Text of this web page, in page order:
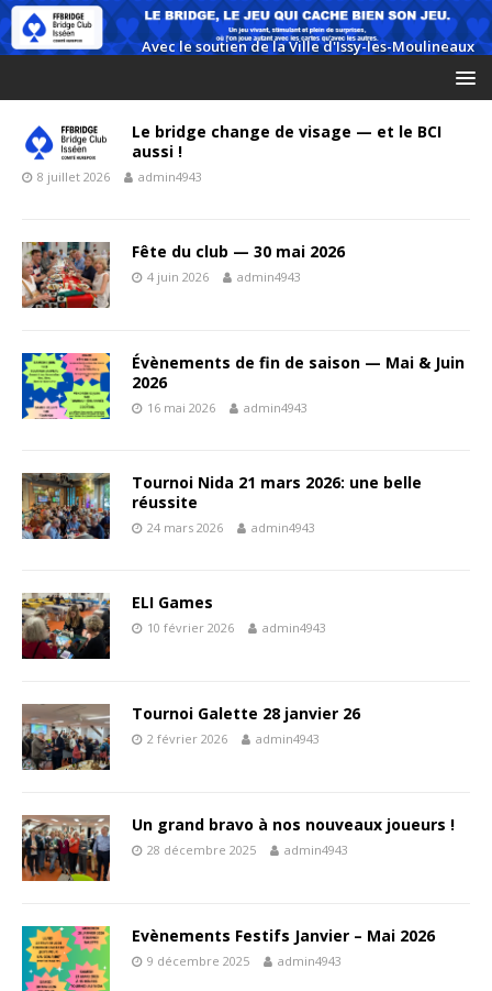
Le bridge change de visage — et le BCI
aussi !
8 juillet 2026 admin4943
Fête du club — 30 mai 2026
4 juin 2026 admin4943
Évènements de fin de saison — Mai & Juin
2026
16 mai 2026 admin4943
Tournoi Nida 21 mars 2026: une belle
réussite
24 mars 2026 admin4943
ELI Games
10 février 2026 admin4943
Tournoi Galette 28 janvier 26
2 février 2026 admin4943
Un grand bravo à nos nouveaux joueurs !
28 décembre 2025 admin4943
Evènements Festifs Janvier – Mai 2026
9 décembre 2025 admin4943